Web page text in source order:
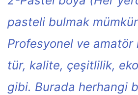
pasteli bulmak
Profesyonel ve amatör
tür, kalite, çeşitlilik,
gibi. Burada herhangi